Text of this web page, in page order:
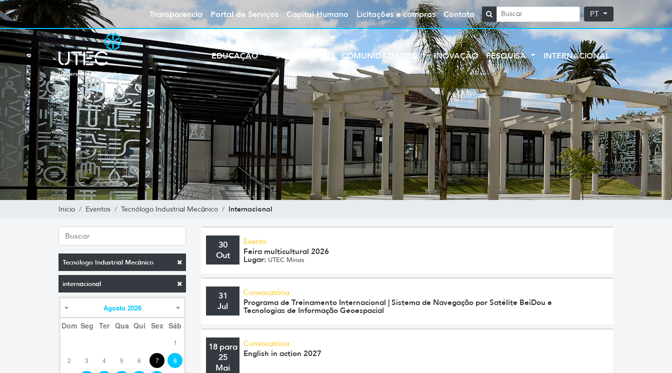
Transparencia Portal de Serviços Capital Humano Licitações e compras Contato PT
EDUCAÇÃO SOBRE A UTEC COMUNIDAD UTEC INOVAÇÃO PESQUISA INTERNACIONAL
Inicio Eventos Tecnólogo Industrial Mecânico Internacional
Tecnólogo Industrial Mecânico
internacional
Agosto 2026
Dom Seg Ter Qua Qui Sex Sáb
1
2 3 4 5 6 7 8
30
Out
Evento
Feira multicultural 2026
Lugar: UTEC Minas
31
Jul
Convocatória
Programa de Treinamento Internacional | Sistema de Navegação por Satélite BeiDou e
Tecnologias de Informação Geoespacial
18 para
25
Mai
Convocatória
English in action 2027